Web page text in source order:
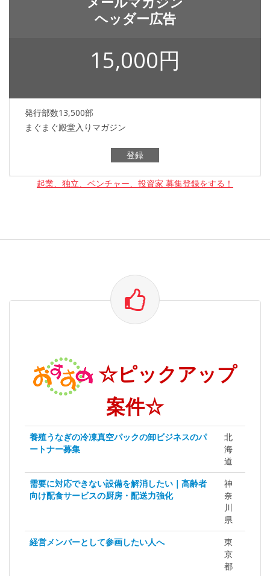
ヘッダー広告
15,000円
発行部数13,500部
まぐまぐ殿堂入りマガジン
登録
起業、独立、ベンチャー、投資家 募集登録をする！
☆ピックアップ
案件☆
養殖うなぎの冷凍真空パックの卸ビジネスのパ
ートナー募集
北
海
道
需要に対応できない設備を解消したい｜高齢者
向け配食サービスの厨房・配送力強化
神
奈
川
県
経営メンバーとして参画したい人へ
東
京
都